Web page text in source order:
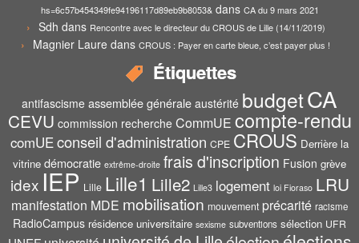
hs=6c57b454349fe94196117d89eb9b8053&dans CA du 9 mars 2021
Sdh dans Rencontre avec le directeur du CROUS de Lille (14/11/2019)
Magnier Laure dans CROUS : Payer en carte bleue, c’est payer plus !
Étiquettes
antifascisme assemblée générale austérité budgetCA
CEVU commission recherche CommUE compte-rendu
comUEconseil d'administration CPE CROUS Derrière la
vitrine démocratie extrême-droite frais d'inscription Fusion grève
idex IEP Lille Lille1 Lille2 Lille3 logement loi Fioraso LRU
manifestation MDE mobilisation mouvement précarité racisme
RadioCampus résidence universitaire sexisme subventions sélection UFR